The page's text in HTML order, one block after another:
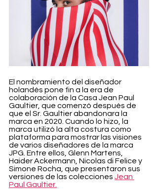
El nombramiento del diseñador
holandés pone fin a la era de
colaboración de la Casa Jean Paul
Gaultier, que comenzó después de
que el Sr. Gaultier abandonara la
marca en 2020. Cuando lo hizo, la
marca utilizó la alta costura como
plataforma para mostrar las visiones
de varios diseñadores de la marca
JPG. Entre ellos, Glenn Martens,
Haider Ackermann, Nicolas di Felice y
Simone Rocha, que presentaron sus
versiones de las colecciones Jean
Paul Gaultier.